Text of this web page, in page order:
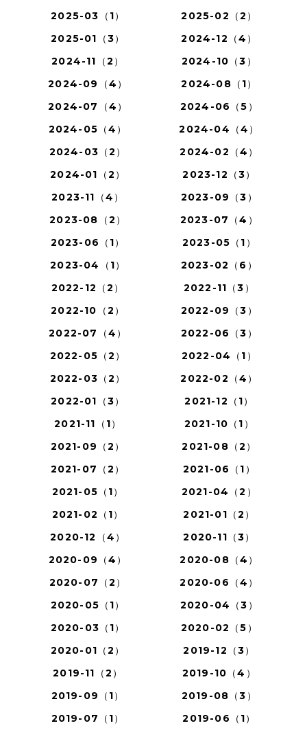
2025-03（1）
2025-02（2）
2025-01（3）
2024-12（4）
2024-11（2）
2024-10（3）
2024-09（4）
2024-08（1）
2024-07（4）
2024-06（5）
2024-05（4）
2024-04（4）
2024-03（2）
2024-02（4）
2024-01（2）
2023-12（3）
2023-11（4）
2023-09（3）
2023-08（2）
2023-07（4）
2023-06（1）
2023-05（1）
2023-04（1）
2023-02（6）
2022-12（2）
2022-11（3）
2022-10（2）
2022-09（3）
2022-07（4）
2022-06（3）
2022-05（2）
2022-04（1）
2022-03（2）
2022-02（4）
2022-01（3）
2021-12（1）
2021-11（1）
2021-10（1）
2021-09（2）
2021-08（2）
2021-07（2）
2021-06（1）
2021-05（1）
2021-04（2）
2021-02（1）
2021-01（2）
2020-12（4）
2020-11（3）
2020-09（4）
2020-08（4）
2020-07（2）
2020-06（4）
2020-05（1）
2020-04（3）
2020-03（1）
2020-02（5）
2020-01（2）
2019-12（3）
2019-11（2）
2019-10（4）
2019-09（1）
2019-08（3）
2019-07（1）
2019-06（1）